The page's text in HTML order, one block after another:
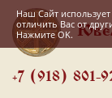
+7 (918) 801-
Наш Сайт использует
отличить Вас от
Нажмите OK.